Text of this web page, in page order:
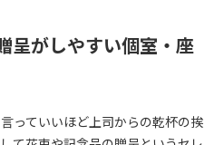
呈がしやすい個室・座
っていいほど上司からの乾杯の挨